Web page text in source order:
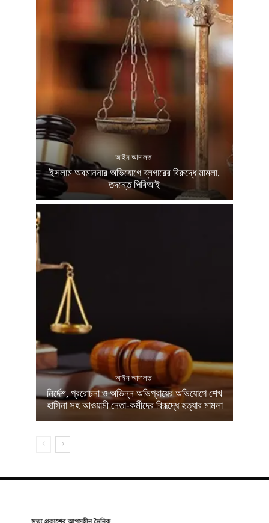
আইন আদালত
ইসলাম অবমাননার অভিযোগে ব্লগারের বিরুদ্ধে মামলা,
তদন্তে পিবিআই
আইন আদালত
নির্দেশ, প্ররোচনা ও অভিন্ন অভিপ্রায়ের অভিযোগে শেখ
হাসিনা সহ আওয়ামী নেতা-কর্মীদের বিরূদ্ধে হত্যার মামলা